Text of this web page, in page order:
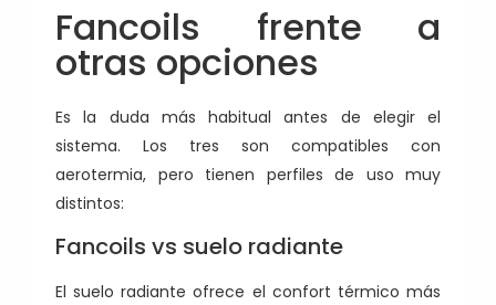
Fancoils frente a
otras opciones
Es la duda más habitual antes de elegir el
sistema. Los tres son compatibles con
aerotermia, pero tienen perfiles de uso muy
distintos:
Fancoils vs suelo radiante
El suelo radiante ofrece el confort térmico más